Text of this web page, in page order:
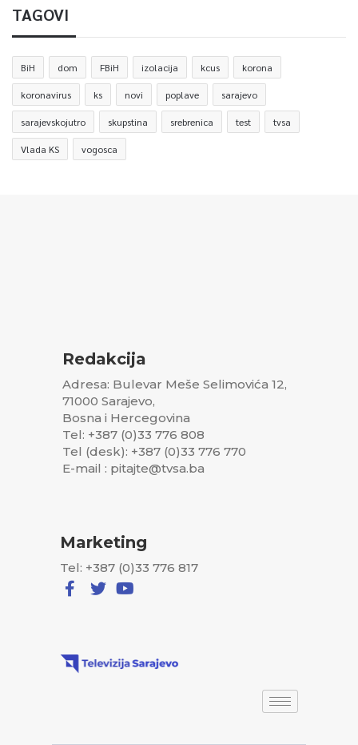
TAGOVI
BiH dom FBiH izolacija kcus korona
koronavirus ks novi poplave sarajevo
sarajevskojutro skupstina srebrenica test tvsa
Vlada KS vogosca
Redakcija
Adresa: Bulevar Meše Selimovića 12,
71000 Sarajevo,
Bosna i Hercegovina
Tel: +387 (0)33 776 808
Tel (desk): +387 (0)33 776 770
E-mail : pitajte@tvsa.ba
Marketing
Tel: +387 (0)33 776 817